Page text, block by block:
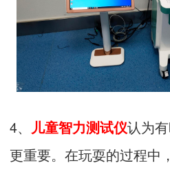
4、 儿童智力测试仪认为
更重要。在玩耍的过程中